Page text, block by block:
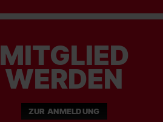
MITGLIED
WERDEN
ZUR ANMELDUNG